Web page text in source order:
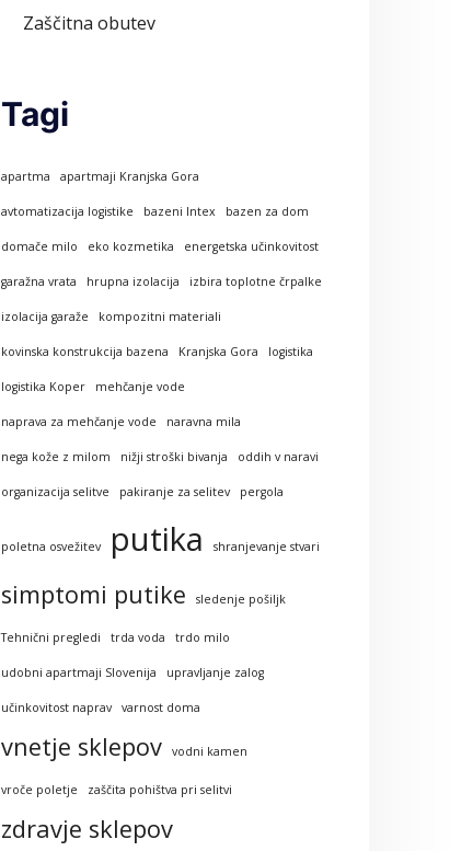
Zaščitna obutev
Tagi
apartma apartmaji Kranjska Gora
avtomatizacija logistike bazeni Intex bazen za dom
domače milo eko kozmetika energetska učinkovitost
garažna vrata hrupna izolacija izbira toplotne črpalke
izolacija garaže kompozitni materiali
kovinska konstrukcija bazena Kranjska Gora logistika
logistika Koper mehčanje vode
naprava za mehčanje vode naravna mila
nega kože z milom nižji stroški bivanja oddih v naravi
organizacija selitve pakiranje za selitev pergola
poletna osvežitev putika shranjevanje stvari
simptomi putike sledenje pošiljk
Tehnični pregledi trda voda trdo milo
udobni apartmaji Slovenija upravljanje zalog
učinkovitost naprav varnost doma
vnetje sklepov vodni kamen
vroče poletje zaščita pohištva pri selitvi
zdravje sklepov